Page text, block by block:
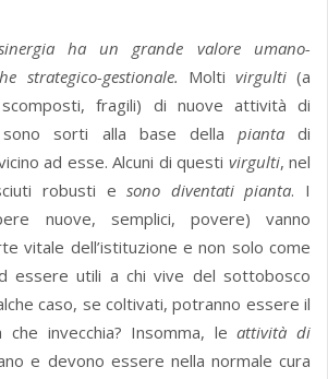
ha un grande valore umano-
strategico-gestionale. Molti virgulti(a
fragili) di nuove attività di
sorti alla base della piantadi
ad esse. Alcuni di questi virgulti, nel
robusti esono diventati pianta. I
nuove, semplici, povere) vanno
vitale dell’istituzione e non solo come
essere utili a chi vive del sottobosco
caso, se coltivati, potranno essere il
che invecchia? Insomma, leattività di
e devono essere nella normale cura